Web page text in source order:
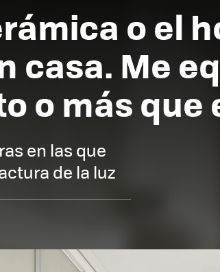
o el
casa. Me
o más que
en las que
de la luz